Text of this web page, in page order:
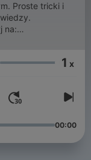
Proste tricki i
na:
1 x
00:00